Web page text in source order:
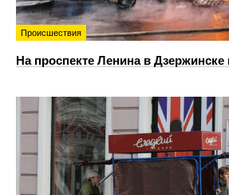
Происшествия
На проспекте Ленина в